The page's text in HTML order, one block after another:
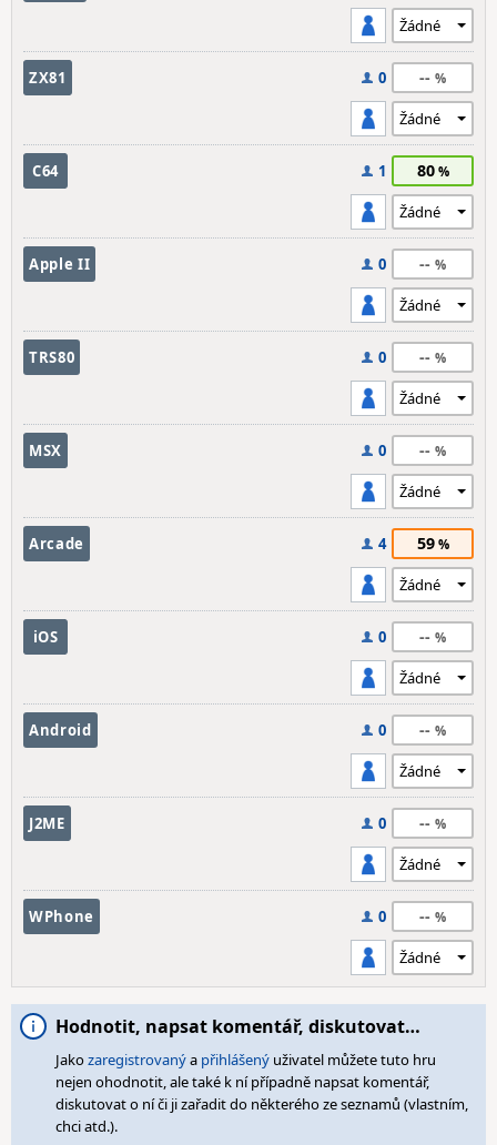
ZX81 0 --
C64 1 80
Apple II 0 --
TRS80 0 --
MSX 0 --
Arcade 4 59
iOS 0 --
Android 0 --
J2ME 0 --
WPhone 0 --
Hodnotit, napsat komentář, diskutovat…
Jakozaregistrovanýa přihlášený uživatel můžete tuto hru
nejen ohodnotit, ale také k ní případně napsat komentář,
diskutovat o ní či ji zařadit do některého ze seznamů (vlastním,
chci atd.).